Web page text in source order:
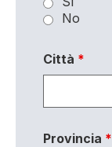
No
Città *
Provincia *